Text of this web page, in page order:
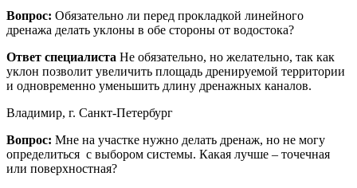
Вопрос: Обязательно ли перед прокладкой линейного
дренажа делать уклоны в обе стороны от водостока?
Ответ специалиста Не обязательно, но желательно, так как
уклон позволит увеличить площадь дренируемой территории
и одновременно уменьшить длину дренажных каналов.
Владимир, г. Санкт-Петербург
Вопрос: Мне на участке нужно делать дренаж, но не могу
определиться с выбором системы. Какая лучше – точечная
или поверхностная?